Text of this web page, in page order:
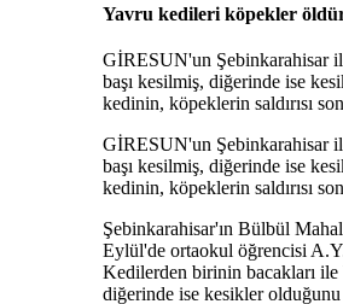
Yavru kedileri köpekler
GİRESUN'un Şebinkarahisar
başı kesilmiş, diğerinde ise
kedinin, köpeklerin saldırısı
GİRESUN'un Şebinkarahisar
başı kesilmiş, diğerinde ise
kedinin, köpeklerin saldırısı
Şebinkarahisar'ın Bülbül
Eylül'de ortaokul öğrencisi
Kedilerden birinin bacakları ile
diğerinde ise kesikler